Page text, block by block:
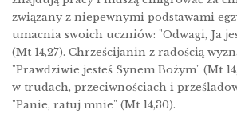
związany z niepewnymi podstawami
umacnia swoich uczniów: "Odwagi, Ja
(Mt 14,27). Chrześcijanin z radością
"Prawdziwie jesteś Synem Bożym" (Mt
w trudach, przeciwnościach i
"Panie, ratuj mnie" (Mt 14,30).